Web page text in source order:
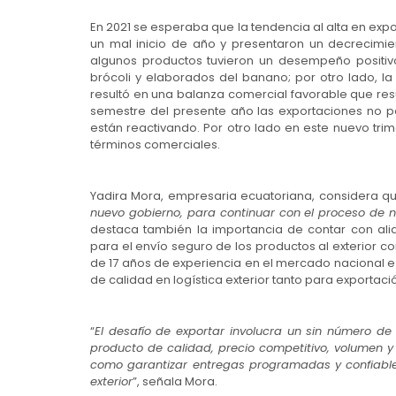
En 2021 se esperaba que la tendencia al alta en
un mal inicio de año y presentaron un
algunos productos tuvieron un desempeño
brócoli y elaborados del banano; por otro lado,
resultó en una balanza comercial favorable que
semestre del presente año las exportaciones no
están reactivando. Por otro lado en este nuevo
términos comerciales.
Yadira Mora, empresaria ecuatoriana, considera
nuevo gobierno, para continuar con el proceso de
destaca también la importancia de contar con
para el envío seguro de los productos al exterior
de 17 años de experiencia en el mercado nacional
de calidad en logística exterior tanto para
“El desafío de exportar involucra un sin número
producto de calidad, precio competitivo, volumen
como garantizar entregas programadas y
exterior”, señala Mora.